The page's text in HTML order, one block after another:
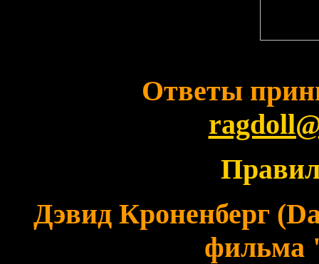
Ответы
Дэвид Кроненберг
фильма